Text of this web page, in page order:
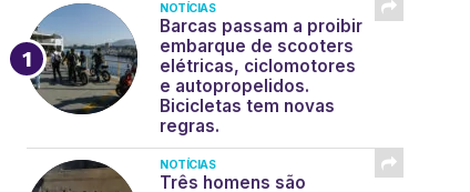
NOTÍCIAS
Barcas passam a proibir
embarque de scooters
elétricas, ciclomotores
e autopropelidos.
Bicicletas tem novas
regras.
NOTÍCIAS
Três homens são